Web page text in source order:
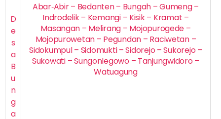
D
e
s
a
B
u
n
g
a
Abar‐Abir – Bedanten – Bungah – Gumeng –
Indrodelik – Kemangi – Kisik – Kramat –
Masangan – Melirang – Mojopurogede –
Mojopurowetan – Pegundan – Raciwetan –
Sidokumpul – Sidomukti – Sidorejo – Sukorejo –
Sukowati – Sungonlegowo – Tanjungwidoro –
Watuagung